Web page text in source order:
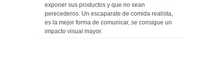
exponer sus productos y que no sean
perecederos. Un escaparate de comida realista,
es la mejor forma de comunicar, se consigue un
impacto visual mayor.